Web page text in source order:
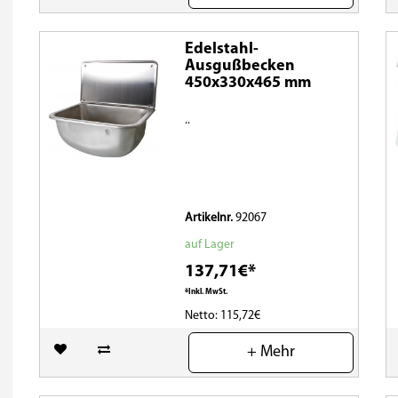
Edelstahl-
Ausgußbecken
450x330x465 mm
..
Artikelnr. 92067
auf Lager
137,71€*
*Inkl. MwSt.
Netto: 115,72€
(0)
+ Mehr